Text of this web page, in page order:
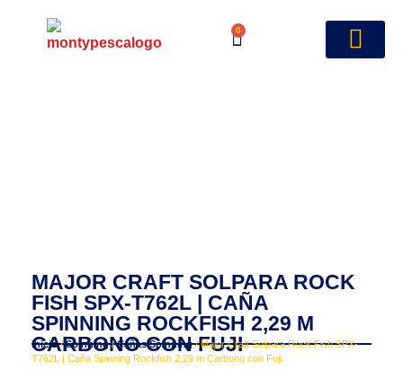
0
MAJOR CRAFT SOLPARA ROCK
FISH SPX-T762L | CAÑA
SPINNING ROCKFISH 2,29 M
CARBONO CON FUJI
Inicio/Spinning/Cañas Spinning/ Major Craft Solpara Rock Fish SPX-
T762L | Caña Spinning Rockfish 2,29 m Carbono con Fuji